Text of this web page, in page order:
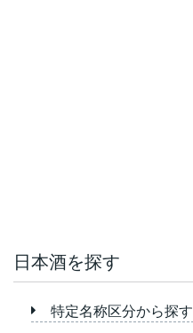
日本酒を探す
特定名称区分から探す